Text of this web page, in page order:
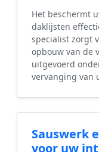
Het beschermt
daklijsten
specialist zorgt
opbouw van de
uitgevoerd
vervanging van
Sauswerk
voor uw